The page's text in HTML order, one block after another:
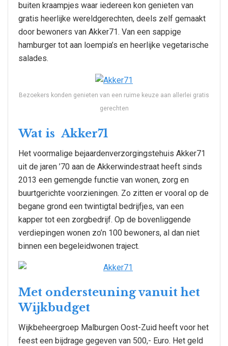
buiten kraampjes waar iedereen kon genieten van
gratis heerlijke wereldgerechten, deels zelf gemaakt
door bewoners van Akker71. Van een sappige
hamburger tot aan loempia’s en heerlijke vegetarische
salades.
Bezoekers konden genieten van een ruime keuze aan allerlei gratis
gerechten
Wat is Akker71
Het voormalige bejaardenverzorgingstehuis Akker71
uit de jaren ’70 aan de Akkerwindestraat heeft sinds
2013 een gemengde functie van wonen, zorg en
buurtgerichte voorzieningen. Zo zitten er vooral op de
begane grond een twintigtal bedrijfjes, van een
kapper tot een zorgbedrijf. Op de bovenliggende
verdiepingen wonen zo’n 100 bewoners, al dan niet
binnen een begeleidwonen traject.
Met ondersteuning vanuit het
Wijkbudget
Wijkbeheergroep Malburgen Oost-Zuid heeft voor het
feest een bijdrage gegeven van 500,- Euro. Het geld